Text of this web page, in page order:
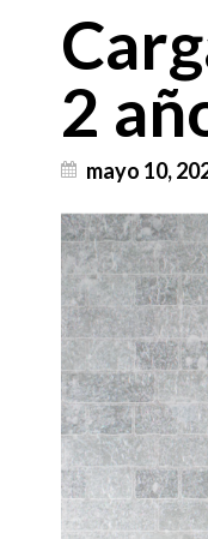
2
mayo 10,